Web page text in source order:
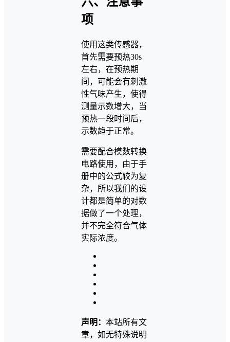
项
使用这类传感器，
首先需要预热30s
左右，在预热期
间，可能会有刺激
性气味产生，使得
测量示数增大，当
预热一段时间后，
示数趋于正常。
需要配合模数转换
电路使用，由于手
册中的公式较为复
杂，所以我们的设
计都是简单的对数
据做了一个处理，
并不完全符合气体
实际浓度。
声明： 本站所有文
章，如无特殊说明